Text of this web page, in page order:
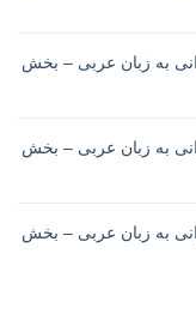
به زبان عربی – بخش
به زبان عربی – بخش
به زبان عربی – بخش